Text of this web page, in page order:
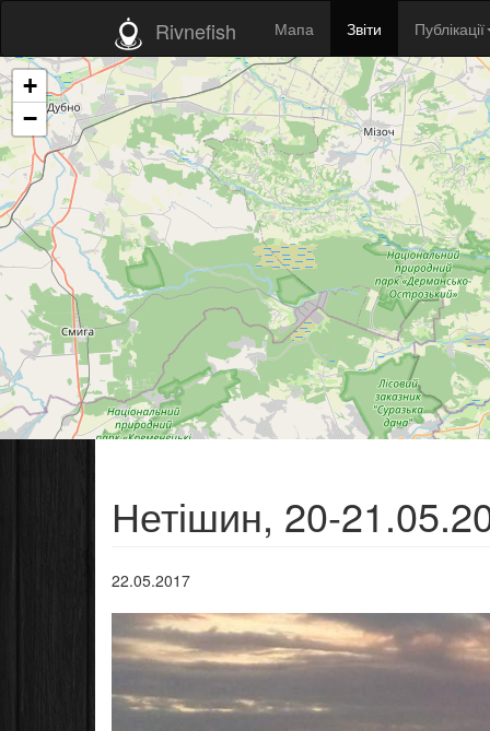
Rivnefish Мапа Звіти Публікації
+
−
Нетішин, 20-
22.05.2017